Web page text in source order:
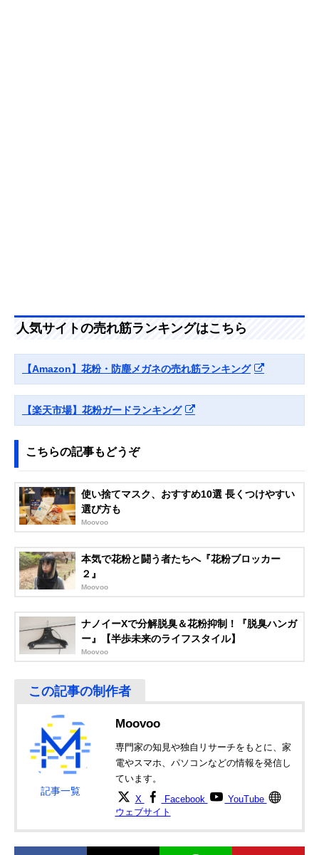
人気サイトの売れ筋ランキングはこちら
【Amazon】花粉・防塵メガネの売れ筋ランキング
【楽天市場】花粉ガードランキング
こちらの記事もどうぞ
使い捨てマスク、おすすめ10選 長くつけやすい
選び方も
Moovoo
本気で花粉と闘う者たちへ『花粉ブロッカー
２』
Moovoo
ナノイーXで分解脱臭＆花粉抑制！『脱臭ハンガ
ー』【半歩未来のライフスタイル】
Moovoo
記事一覧
Moovoo
専門家の知見や独自リサーチをもとに、家
電やスマホ、パソコンなどの情報を発信し
ています。
X Facebook
YouTube
ウェブサイト